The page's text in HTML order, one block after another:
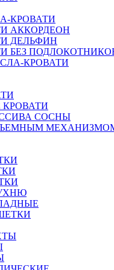
КРОВАТИ
АККОРДЕОН
ДЕЛЬФИН
БЕЗ
КРОВАТИ
СОСНЫ